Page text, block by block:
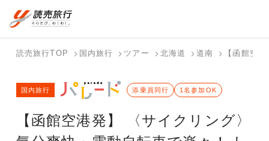
国内旅行トップ
バスツアー
を探す
個人旅行
（ブーケ）を探す
ら探す
テーマから写真から探
海外旅行トップ
海外特集か
ら探す
テーマから
探す
す
読売旅行TOP 国内旅行 ツアー 北海道 道南 【函館空
【函館空港発】 〈サイクリング〉
国内旅行 添乗員同行 1名参加OK